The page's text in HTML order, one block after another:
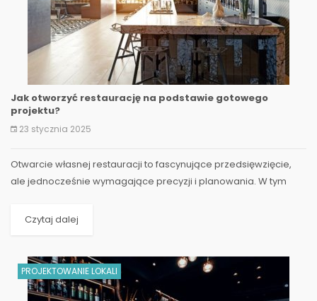
Jak otworzyć restaurację na podstawie gotowego
projektu?
23 stycznia 2025
Otwarcie własnej restauracji to fascynujące przedsięwzięcie,
ale jednocześnie wymagające precyzji i planowania. W tym
Czytaj dalej
PROJEKTOWANIE LOKALI